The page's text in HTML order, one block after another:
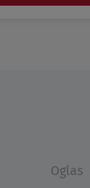
Oglas